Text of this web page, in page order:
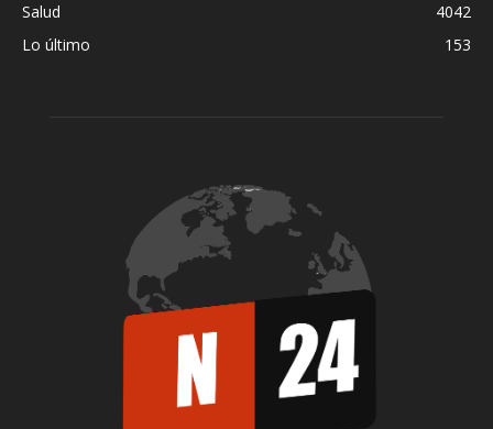
Salud
4042
Lo último
153